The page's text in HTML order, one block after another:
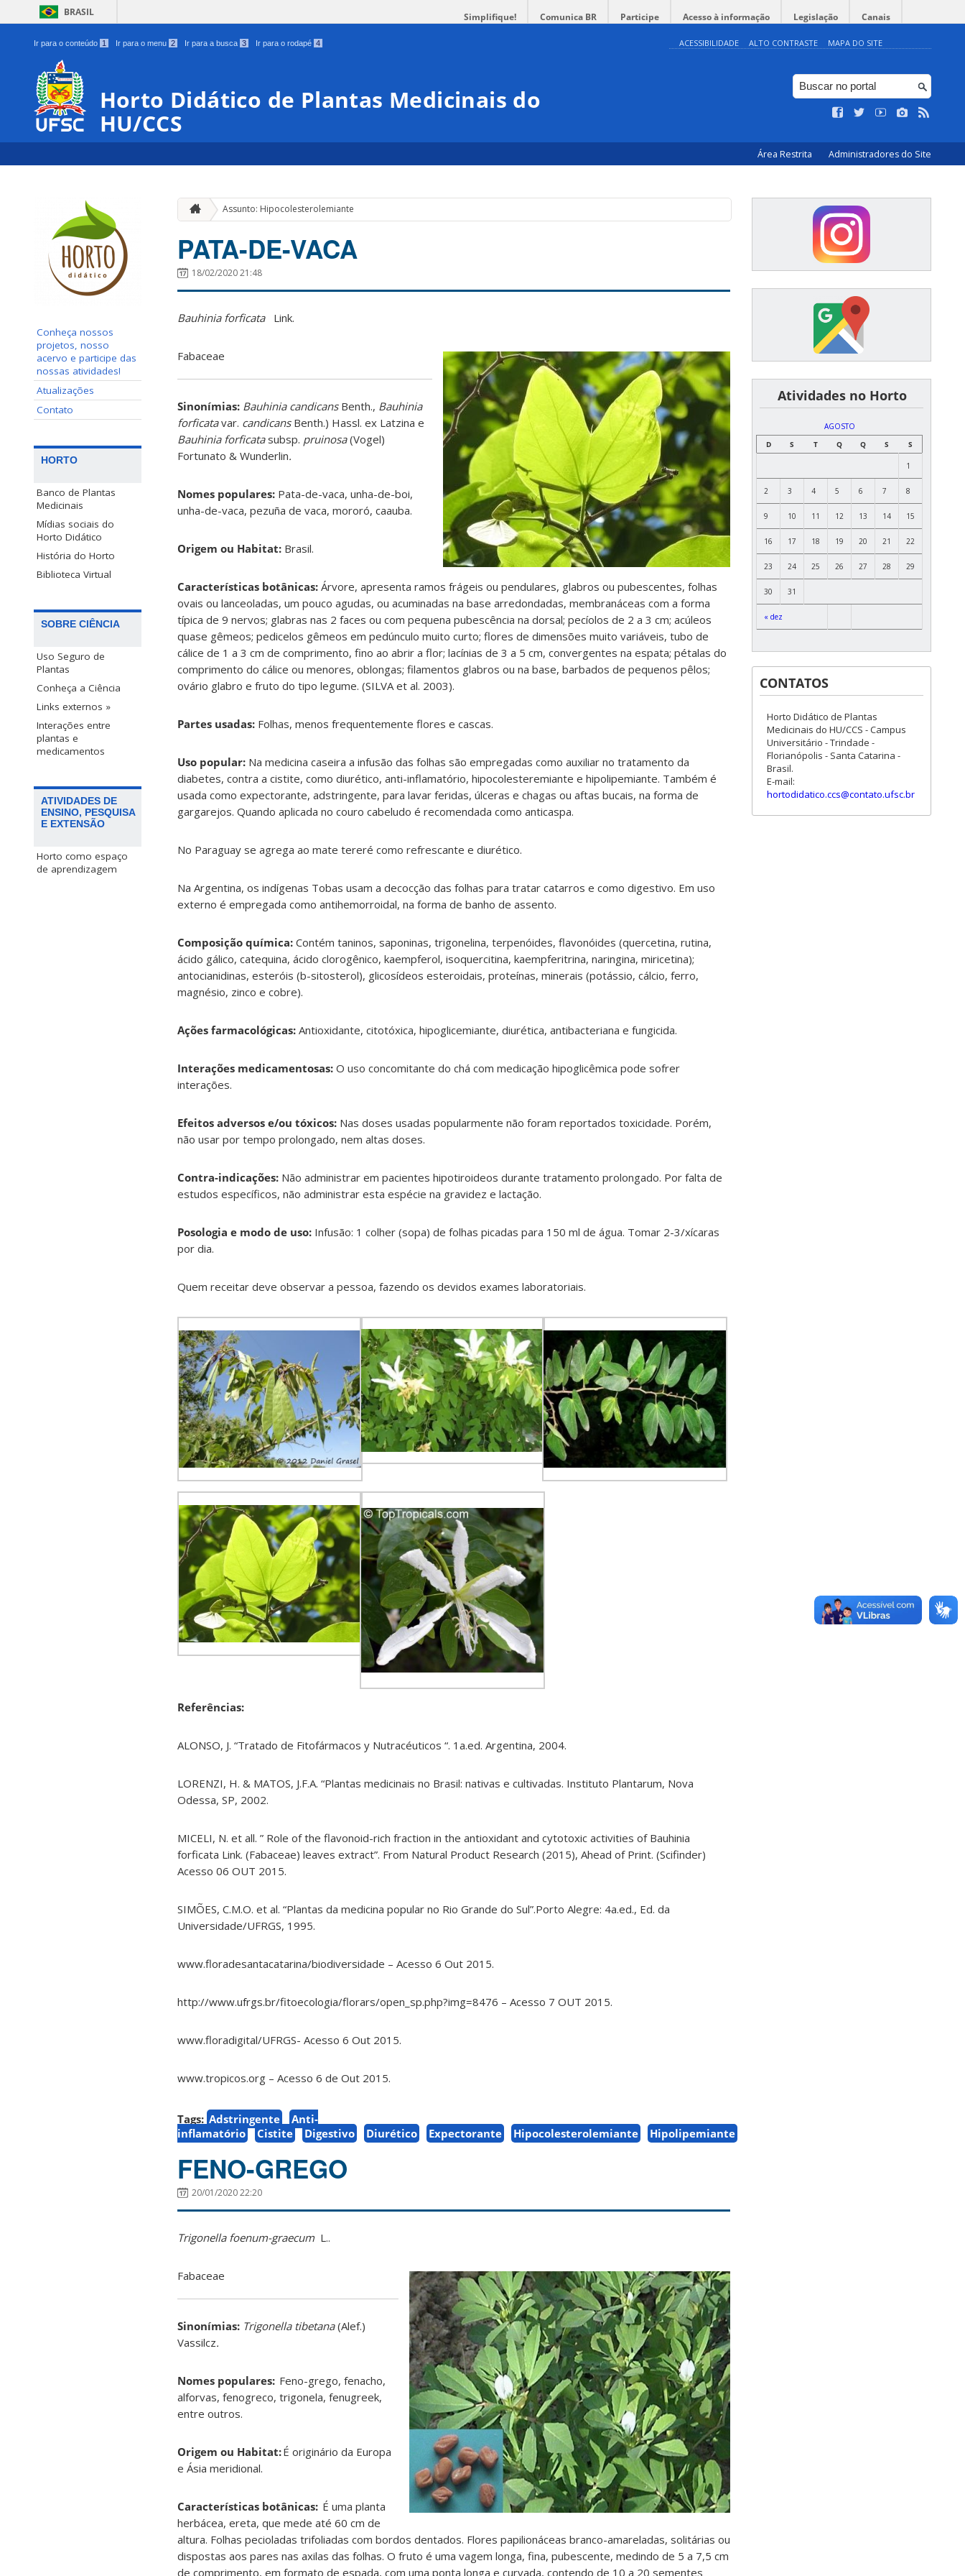
BRASIL Simplifique! Comunica BR Participe Acesso à informação Legislação Canais
Ir para o conteúdo 1 Ir para o menu 2 Ir para a busca 3 Ir para o rodapé 4 ACESSIBILIDADE ALTO CONTRASTE MAPA DO SITE
Horto Didático de Plantas Medicinais do
HU/CCS
Área Restrita Administradores do Site
Conheça nossos
projetos, nosso
acervo e participe das
nossas atividades!
Atualizações
Contato
HORTO
Banco de Plantas
Medicinais
Mídias sociais do
Horto Didático
História do Horto
Biblioteca Virtual
SOBRE CIÊNCIA
Uso Seguro de
Plantas
Conheça a Ciência
Links externos »
Interações entre
plantas e
medicamentos
ATIVIDADES DE
ENSINO, PESQUISA
E EXTENSÃO
Horto como espaço
de aprendizagem
Assunto: Hipocolesterolemiante
PATA-DE-VACA
18/02/2020 21:48
Bauhinia forficataLink.
Fabaceae
Sinonímias: Bauhinia candicansBenth., Bauhinia
forficatavar. candicansBenth.) Hassl. ex Latzina e
Bauhinia forficatasubsp. pruinosa(Vogel)
Fortunato & Wunderlin.
Nomes populares: Pata-de-vaca, unha-de-boi,
unha-de-vaca, pezuña de vaca, mororó, caauba.
Origem ou Habitat: Brasil.
Características botânicas: Árvore, apresenta ramos frágeis ou pendulares, glabros ou pubescentes, folhas
ovais ou lanceoladas, um pouco agudas, ou acuminadas na base arredondadas, membranáceas com a forma
típica de 9 nervos; glabras nas 2 faces ou com pequena pubescência na dorsal; pecíolos de 2 a 3 cm; acúleos
quase gêmeos; pedicelos gêmeos em pedúnculo muito curto; flores de dimensões muito variáveis, tubo de
cálice de 1 a 3 cm de comprimento, fino ao abrir a flor; lacínias de 3 a 5 cm, convergentes na espata; pétalas do
comprimento do cálice ou menores, oblongas; filamentos glabros ou na base, barbados de pequenos pêlos;
ovário glabro e fruto do tipo legume. (SILVA et al. 2003).
Partes usadas: Folhas, menos frequentemente flores e cascas.
Uso popular: Na medicina caseira a infusão das folhas são empregadas como auxiliar no tratamento da
diabetes, contra a cistite, como diurético, anti-inflamatório, hipocolesteremiante e hipolipemiante. Também é
usada como expectorante, adstringente, para lavar feridas, úlceras e chagas ou aftas bucais, na forma de
gargarejos. Quando aplicada no couro cabeludo é recomendada como anticaspa.
No Paraguay se agrega ao mate tereré como refrescante e diurético.
Na Argentina, os indígenas Tobas usam a decocção das folhas para tratar catarros e como digestivo. Em uso
externo é empregada como antihemorroidal, na forma de banho de assento.
Composição química: Contém taninos, saponinas, trigonelina, terpenóides, flavonóides (quercetina, rutina,
ácido gálico, catequina, ácido clorogênico, kaempferol, isoquercitina, kaempferitrina, naringina, miricetina);
antocianidinas, esteróis (b-sitosterol), glicosídeos esteroidais, proteínas, minerais (potássio, cálcio, ferro,
magnésio, zinco e cobre).
Ações farmacológicas: Antioxidante, citotóxica, hipoglicemiante, diurética, antibacteriana e fungicida.
Interações medicamentosas: O uso concomitante do chá com medicação hipoglicêmica pode sofrer
interações.
Efeitos adversos e/ou tóxicos: Nas doses usadas popularmente não foram reportados toxicidade. Porém,
não usar por tempo prolongado, nem altas doses.
Contra-indicações: Não administrar em pacientes hipotiroideos durante tratamento prolongado. Por falta de
estudos específicos, não administrar esta espécie na gravidez e lactação.
Posologia e modo de uso: Infusão: 1 colher (sopa) de folhas picadas para 150 ml de água. Tomar 2-3/xícaras
por dia.
Quem receitar deve observar a pessoa, fazendo os devidos exames laboratoriais.
Referências:
ALONSO, J. “Tratado de Fitofármacos y Nutracéuticos “. 1a.ed. Argentina, 2004.
LORENZI, H. & MATOS, J.F.A. “Plantas medicinais no Brasil: nativas e cultivadas. Instituto Plantarum, Nova
Odessa, SP, 2002.
MICELI, N. et all. ” Role of the flavonoid-​rich fraction in the antioxidant and cytotoxic activities of Bauhinia
forficata Link. (Fabaceae) leaves extract”. From Natural Product Research (2015), Ahead of Print. (Scifinder)
Acesso 06 OUT 2015.
SIMÕES, C.M.O. et al. “Plantas da medicina popular no Rio Grande do Sul”.Porto Alegre: 4a.ed., Ed. da
Universidade/UFRGS, 1995.
www.floradesantacatarina/biodiversidade – Acesso 6 Out 2015.
http://www.ufrgs.br/fitoecologia/florars/open_sp.php?img=8476 – Acesso 7 OUT 2015.
www.floradigital/UFRGS- Acesso 6 Out 2015.
www.tropicos.org – Acesso 6 de Out 2015.
Tags: Adstringente
Anti-
inflamatório
Cistite Digestivo Diurético Expectorante Hipocolesterolemiante Hipolipemiante
FENO-GREGO
20/01/2020 22:20
Trigonella foenum-graecum L..
Fabaceae
Sinonímias: Trigonella tibetana(Alef.)
Vassilcz.
Nomes populares: Feno-grego, fenacho,
alforvas, fenogreco, trigonela, fenugreek,
entre outros.
Origem ou Habitat:É originário da Europa
e Ásia meridional.
Características botânicas: É uma planta
herbácea, ereta, que mede até 60 cm de
altura. Folhas pecioladas trifoliadas com bordos dentados. Flores papilionáceas branco-amareladas, solitárias ou
dispostas aos pares nas axilas das folhas. O fruto é uma vagem longa, fina, pubescente, medindo de 5 a 7,5 cm
de comprimento, em formato de espada, com uma ponta longa e curvada, contendo de 10 a 20 sementes
͏ ͏ ͏ ͏ ͏ ͏Atividades no Horto
AGOSTO
D
S T Q Q S S
« dez
1
2 3 4 5 6 7 8
9 10 11 12 13 14 15
16 17 18 19 20 21 22
23 24 25 26 27 28 29
30 31
CONTATOS
Horto Didático de Plantas
Medicinais do HU/CCS - Campus
Universitário - Trindade -
Florianópolis - Santa Catarina -
Brasil.
E-mail:
hortodidatico.ccs@contato.ufsc.br